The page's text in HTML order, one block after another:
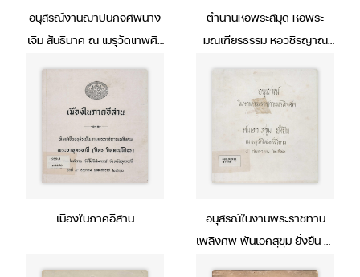
อนุสรณ์งานฌาปนกิจศพนาง
เจิม สันธินาค ณ เมรุวัดเทพศิริ
2515
ตำนานหอพระสมุด หอพระ
มณเฑียรธรรม หอวชิรญาณ
สมุดสำหรับพระนคร พระ
นิพนธ์ สมเด็จพระเจ้าบรมวงศ์
เธอ กรมพระยาดำรงราชนุ
ภาพ
เมืองในภาคอีสาน
อนุสรณ์ในงานพระราชทาน
เพลิงศพ พันเอกสุขุม ยั่งยืน ณ